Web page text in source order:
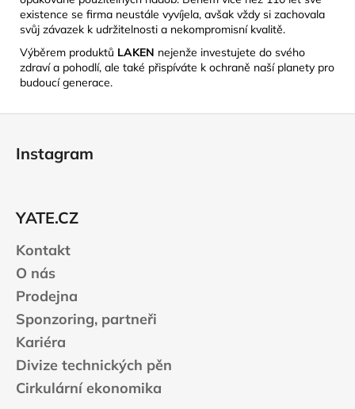
existence se firma neustále vyvíjela, avšak vždy si zachovala
svůj závazek k udržitelnosti a nekompromisní kvalitě.
Výběrem produktů LAKEN nejenže investujete do svého
zdraví a pohodlí, ale také přispíváte k ochraně naší planety pro
budoucí generace.
Instagram
YATE.CZ
Kontakt
O nás
Prodejna
Sponzoring, partneři
Kariéra
Divize technických pěn
Cirkulární ekonomika